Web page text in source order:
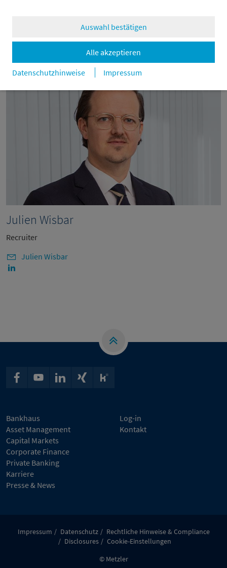
Auswahl bestätigen
Alle akzeptieren
Datenschutzhinweise
Impressum
Julien Wisbar
Recruiter
Julien Wisbar
Bankhaus
Asset Management
Capital Markets
Corporate Finance
Private Banking
Karriere
Presse & News
Log-in
Kontakt
Impressum Datenschutz
Rechtliche Hinweise & Compliance
Disclosures
Cookie-Einstellungen
© Metzler